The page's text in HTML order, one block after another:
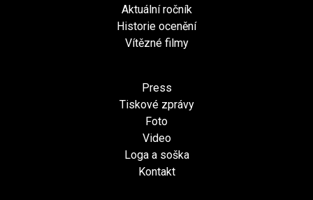
Aktuální ročník
Historie ocenění
Vítězné filmy
Press
Tiskové zprávy
Foto
Video
Loga a soška
Kontakt